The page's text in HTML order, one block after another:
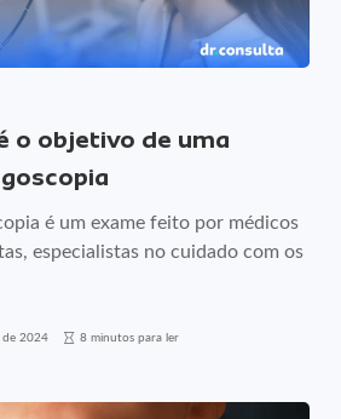
o objetivo de uma
é um exame feito por médicos
especialistas no cuidado com os
de 2024 8 minutos para ler